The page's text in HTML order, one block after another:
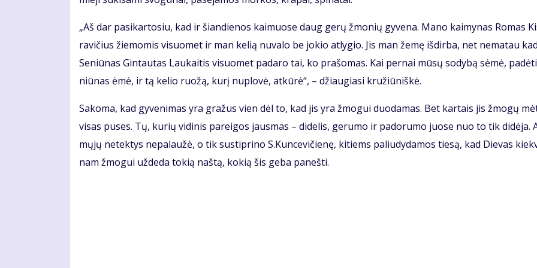
„Aš dar pa­si­kar­to­siu, kad ir šian­die­nos kai­muo­se daug ge­rų žmo­nių gy­ve­na. Ma­no kai­my­nas Ro­mas
ra­vi­čius žie­mo­mis vi­suo­met ir man ke­lią nu­va­lo be jo­kio at­ly­gio. Jis man že­mę iš­dir­ba, net ne­ma­tau
Se­niū­nas Gin­tau­tas Lau­kai­tis vi­suo­met pa­da­ro tai, ko pra­šo­mas. Kai per­nai mū­sų so­dy­bą sė­mė,
niū­nas ėmė, ir tą ke­lio ruo­žą, ku­rį nu­plo­vė, at­kū­rė“, – džiau­gia­si kru­žiū­niš­kė.
Sa­ko­ma, kad gy­ve­ni­mas yra gra­žus vien dėl to, kad jis yra žmo­gui duo­da­mas. Bet kar­tais jis žmo­gų
vi­sas pu­ses. Tų, ku­rių vi­di­nis pa­rei­gos jaus­mas – di­de­lis, ge­ru­mo ir pa­do­ru­mo juo­se nuo to tik di­dė­ja.
mų­jų ne­tek­tys ne­pa­lau­žė, o tik su­stip­ri­no S.Kun­ce­vi­čie­nę, ki­tiems pa­liu­dy­da­mos tie­są, kad Die­vas
nam žmo­gui už­de­da to­kią naš­tą, ko­kią šis ge­ba pa­neš­ti.